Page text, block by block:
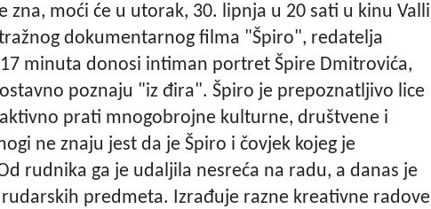
zna, moći će u utorak, 30. lipnja u 20 sati u kinu Valli
dokumentarnog filma "Špiro", redatelja
minuta donosi intiman portret Špire Dmitrovića,
poznaju "iz đira". Špiro je prepoznatljivo lice
prati mnogobrojne kulturne, društvene i
ne znaju jest da je Špiro i čovjek kojeg je
rudnika ga je udaljila nesreća na radu, a danas je
predmeta. Izrađuje razne kreativne radove